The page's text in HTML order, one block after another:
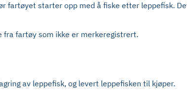
fartøyet starter opp med å fiske etter leppefisk.
fra fartøy som ikke er merkeregistrert.
av leppefisk, og levert leppefisken til kjøper.